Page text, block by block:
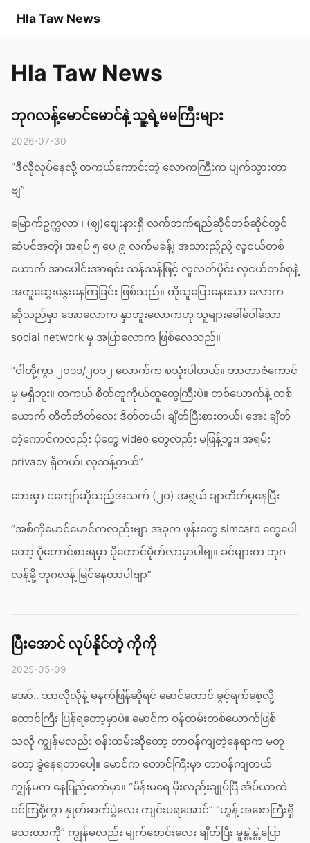
Hla Taw News
Hla Taw News
ဘုဂလန့်မောင်မောင်နဲ့ သူ့ရဲ့မမကြီးများ
2026-07-30
“ဒီလိုလုပ်နေလို့ တကယ်ကောင်းတဲ့ လောကကြီးက ပျက်သွားတာ
ဗျ”
မြောက်ဥက္ကလာ ၊ (ဈ)ဈေးနားရှိ လက်ဘက်ရည်ဆိုင်တစ်ဆိုင်တွင်
ဆံပင်အတို၊ အရပ် ၅ ပေ ၉ လက်မခန့်၊ အသားညှိညှိ လူငယ်တစ်
ယောက် အာပေါင်းအာရင်း သန်သန်ဖြင့် လူလတ်ပိုင်း လူငယ်တစ်စုနဲ့
အတူဆွေးနွေးနေကြခြင်း ဖြစ်သည်။ ထိုသူပြောနေသော လောက
ဆိုသည်မှာ အောလောက နှာဘူးလောကဟု သူများခေါ်ဝေါ်သော
social network မှ အပြာလောက ဖြစ်လေသည်။
“ငါတို့ကွာ ၂၀၁၁/၂၀၁၂ လောက်က စသုံးပါတယ်။ ဘာတာဇံကောင်
မှ မရှိဘူး။ တကယ် စိတ်တူကိုယ်တူတွေကြီးပဲ။ တစ်ယောက်နဲ့ တစ်
ယောက် တိတ်တိတ်လေး ဒိတ်တယ်၊ ချိတ်ပြီးစားတယ်၊ အေး ချိတ်
တဲ့ကောင်ကလည်း ပုံတွေ video တွေလည်း မဖြန့်ဘူး၊ အရမ်း
privacy ရှိတယ်၊ လူသန့်တယ်”
ဘေးမှာ ငကျော်ဆိုသည့်အသက် (၂၀) အရွယ် ချာတိတ်မှနေပြီး
“အစ်ကိုမောင်မောင်ကလည်းဗျာ အခုက ဖုန်းတွေ simcard တွေပေါ
တော့ ပိုတောင်စားရမှာ ပိုတောင်မိုက်လာမှာပါဗျ။ ခင်များက ဘုဂ
လန့်မို့ ဘုဂလန့် မြင်နေတာပါဗျာ”
ပြီးအောင် လုပ်နိုင်တဲ့ ကိုကို
2025-05-09
အော်.. ဘာလိုလိုနဲ့ မနက်ဖြန်ဆိုရင် မောင်တောင် ခွင့်ရက်စေ့လို့
တောင်ကြီး ပြန်ရတော့မှာပဲ။ မောင်က ဝန်ထမ်းတစ်ယောက်ဖြစ်
သလို ကျွန်မလည်း ဝန်းထမ်းဆိုတော့ တာဝန်ကျတဲ့နေရာက မတူ
တော့ ခွဲနေရတာပေါ့။ မောင်က တောင်ကြီးမှာ တာဝန်ကျတယ်
ကျွန်မက နေပြည်တော်မှာ။ “မိန်းမရေ မိုးလည်းချုပ်ပြီ အိပ်ယာထဲ
ဝင်ကြစို့ကွာ နှုတ်ဆက်ပွဲလေး ကျင်းပရအောင်” “ဟွန့် အစောကြီးရှိ
သေးတာကို” ကျွန်မလည်း မျက်စောင်းလေး ချိတ်ပြီး မူနွဲ့နွဲ့ပြော